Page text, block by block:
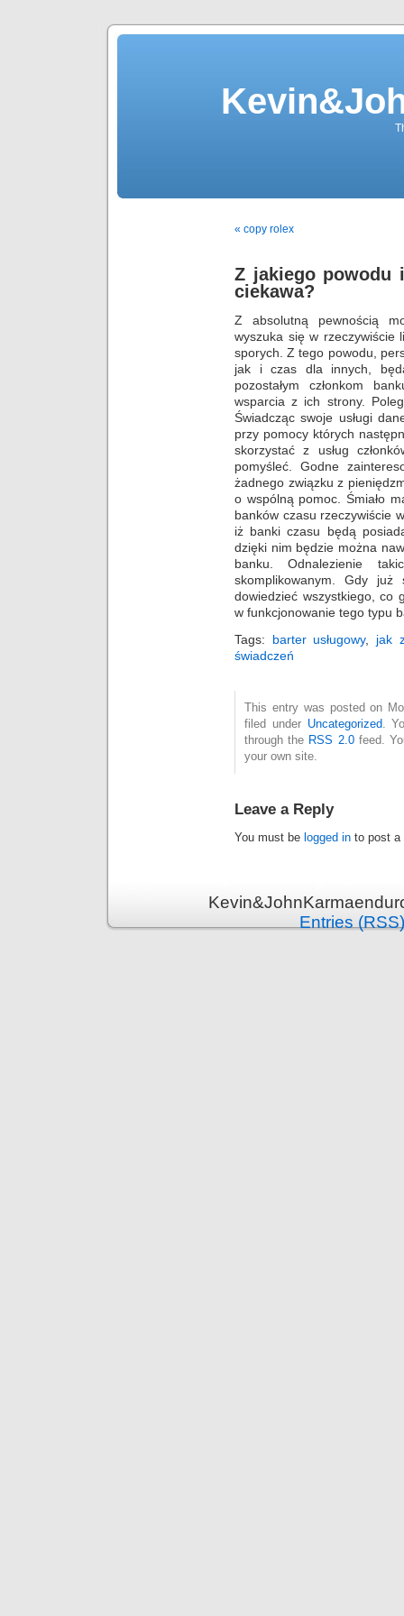
« copy rolex
Z jakiego powodu
ciekawa?
Z absolutną pewnością
wyszuka się w rzeczywiście
sporych. Z tego powodu,
jak i czas dla innych,
pozostałym członkom
wsparcia z ich strony.
Świadcząc swoje usługi
przy pomocy których
skorzystać z usług
pomyśleć. Godne
żadnego związku z
o wspólną pomoc. Śmiało
banków czasu rzeczywiście
iż banki czasu będą
dzięki nim będzie można
banku. Odnalezienie
skomplikowanym. Gdy
dowiedzieć wszystkiego, co
w funkcjonowanie tego typu
Tags: barter usługowy, jak
świadczeń
This entry was posted on
filed under Uncategorized.
through the RSS 2.0feed.
your own site.
Leave a Reply
You must be logged in to post a
Entries (RSS)